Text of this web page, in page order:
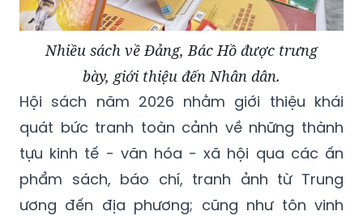
Nhiều sách về Đảng, Bác Hồ được trưng
bày, giới thiệu đến Nhân dân.
Hội sách năm 2026 nhằm giới thiệu khái
quát bức tranh toàn cảnh về những thành
tựu kinh tế - văn hóa - xã hội qua các ấn
phẩm sách, báo chí, tranh ảnh từ Trung
ương đến địa phương; cũng như tôn vinh